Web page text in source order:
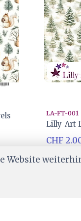
LA-FT-001
Lilly-Art
CHF
Website